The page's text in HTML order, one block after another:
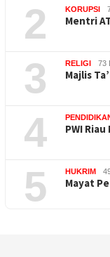
2 KORUPSI
Mentri
3 RELIGI 73
Majlis
4 PWI
5 HUKRIM
Mayat